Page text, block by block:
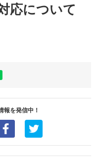
応について
報を発信中！